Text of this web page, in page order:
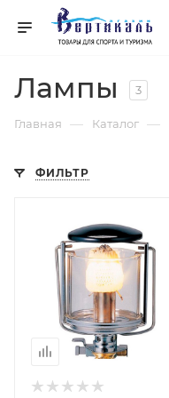
Лампы 3
Главная — Каталог —
ФИЛЬТР